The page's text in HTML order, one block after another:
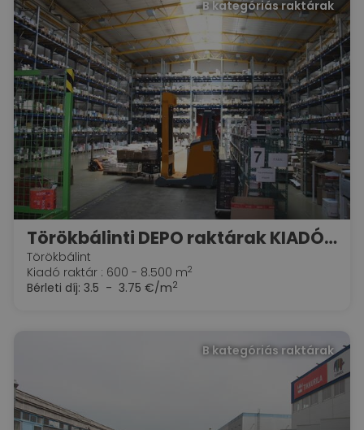
B kategóriás raktárak
Törökbálinti DEPO raktárak KIADÓK!
Törökbálint
Kiadó raktár : 600 - 8.500 m2
Bérleti díj: 3.5 - 3.75 €/m2
B kategóriás raktárak